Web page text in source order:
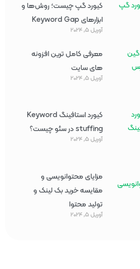
کیورد گپ چیست؛ روش‌ها و
ابزارهای Keyword Gap
آوریل 5, 2024
معرفی کامل ترین افزونه
های سایت
آوریل 5, 2024
کیورد استافینگ Keyword
stuffing در سئو چیست؟
آوریل 5, 2024
مزایای محتوانویسی و
مقایسه خرید بک لینک و
تولید محتوا
آوریل 5, 2024